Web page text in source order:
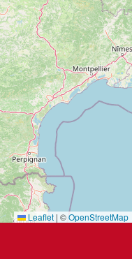
Leaflet | ©OpenStreetMap